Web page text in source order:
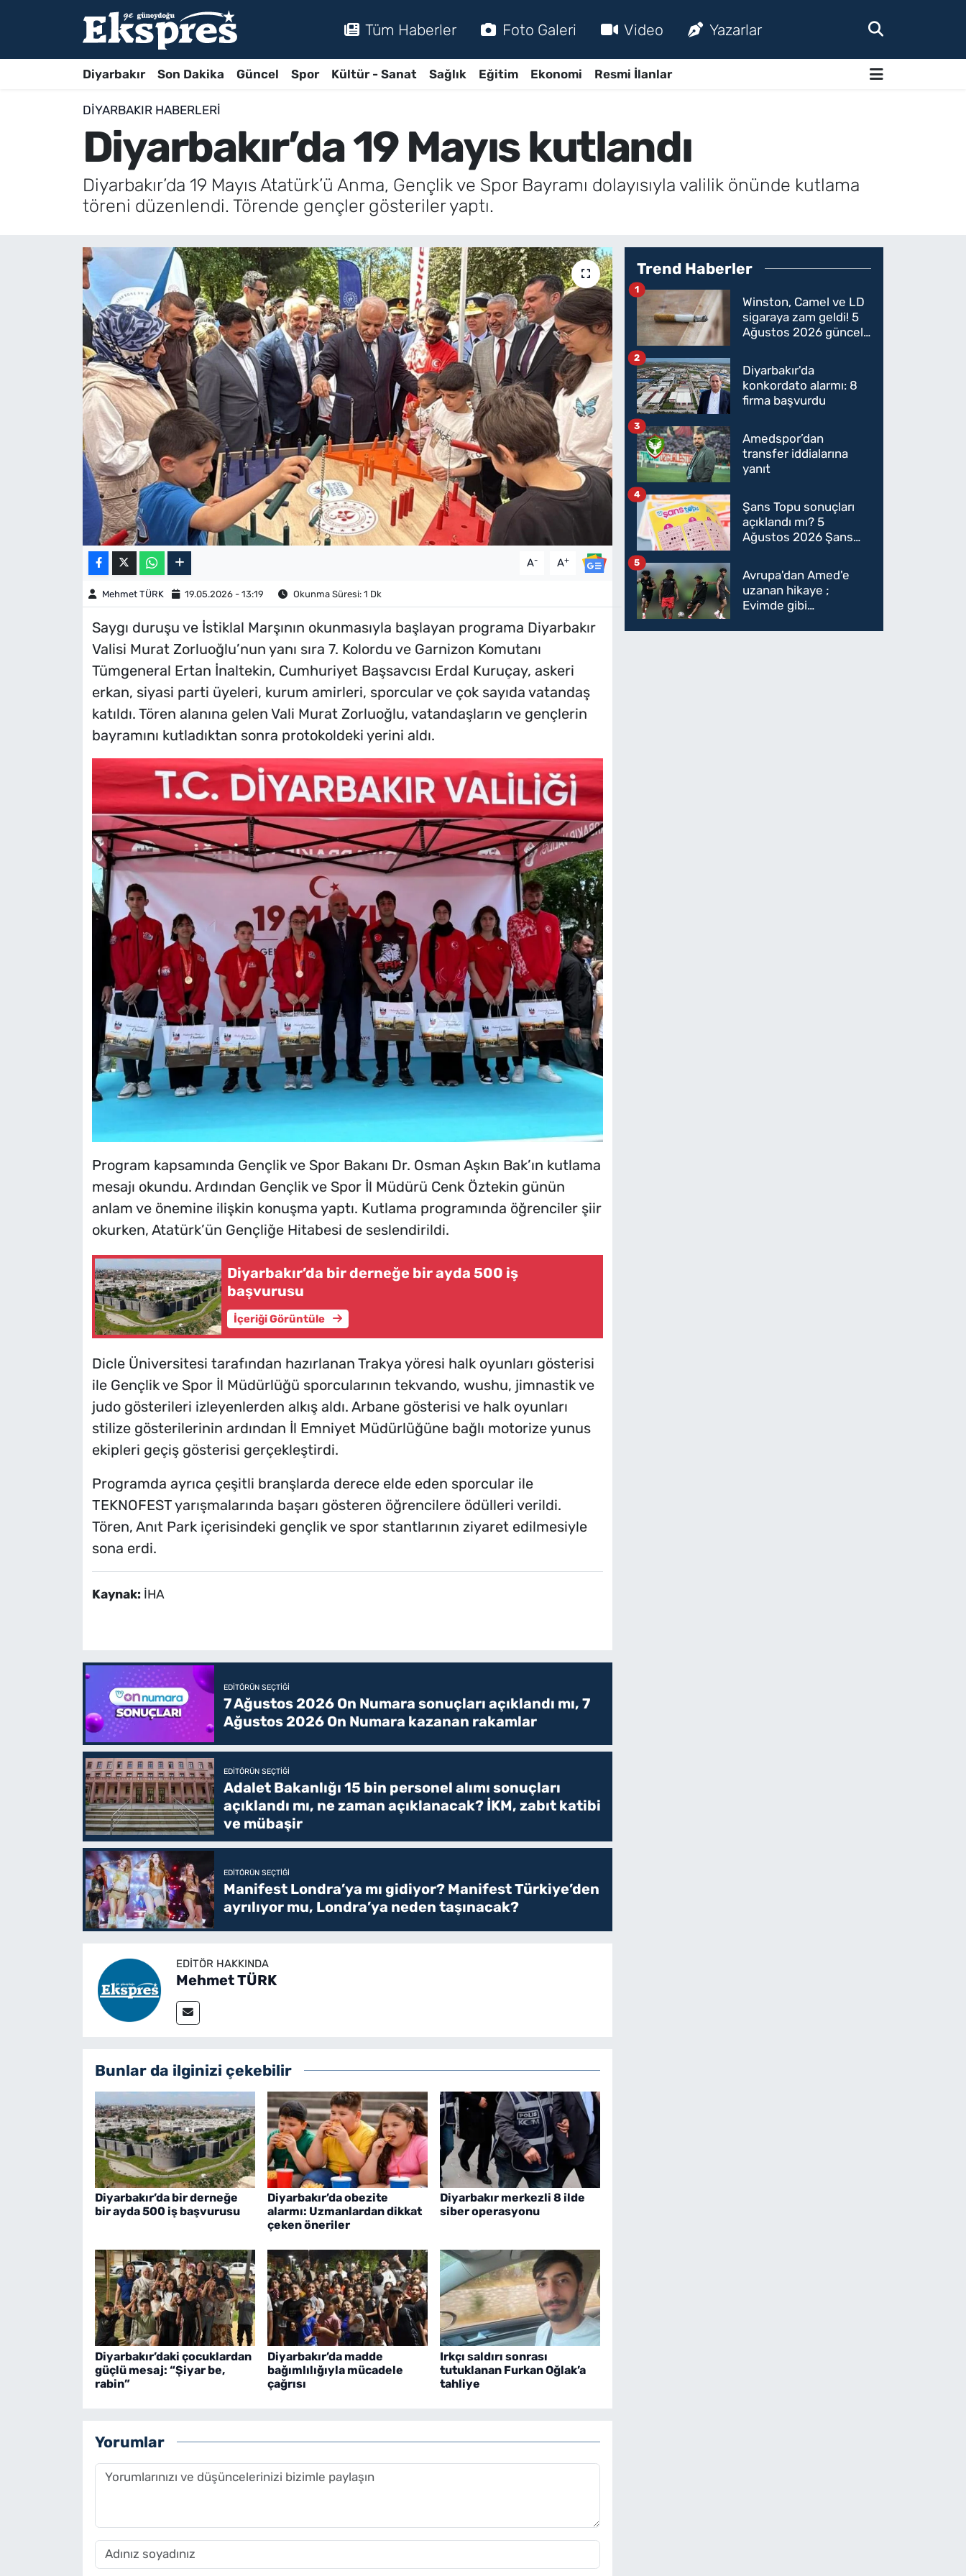
Tüm Haberler Foto Galeri Video Yazarlar
Diyarbakır Son Dakika Güncel Spor Kültür - Sanat Sağlık Eğitim Ekonomi Resmi İlanlar
DIYARBAKIR HABERLERI
Diyarbakır’da 19 Mayıs kutlandı
Diyarbakır’da 19 Mayıs Atatürk’ü Anma, Gençlik ve Spor Bayramı dolayısıyla valilik önünde kutlama
töreni düzenlendi. Törende gençler gösteriler yaptı.
A- A+
Mehmet TÜRK 19.05.2026 - 13:19 Okunma Süresi: 1 Dk
Saygı duruşu ve İstiklal Marşının okunmasıyla başlayan programa Diyarbakır
Valisi Murat Zorluoğlu’nun yanı sıra 7. Kolordu ve Garnizon Komutanı
Tümgeneral Ertan İnaltekin, Cumhuriyet Başsavcısı Erdal Kuruçay, askeri
erkan, siyasi parti üyeleri, kurum amirleri, sporcular ve çok sayıda vatandaş
katıldı. Tören alanına gelen Vali Murat Zorluoğlu, vatandaşların ve gençlerin
bayramını kutladıktan sonra protokoldeki yerini aldı.
Program kapsamında Gençlik ve Spor Bakanı Dr. Osman Aşkın Bak’ın kutlama
mesajı okundu. Ardından Gençlik ve Spor İl Müdürü Cenk Öztekin günün
anlam ve önemine ilişkin konuşma yaptı. Kutlama programında öğrenciler şiir
okurken, Atatürk’ün Gençliğe Hitabesi de seslendirildi.
Diyarbakır’da bir derneğe bir ayda 500 iş
başvurusu
İçeriği Görüntüle
Dicle Üniversitesi tarafından hazırlanan Trakya yöresi halk oyunları gösterisi
ile Gençlik ve Spor İl Müdürlüğü sporcularının tekvando, wushu, jimnastik ve
judo gösterileri izleyenlerden alkış aldı. Arbane gösterisi ve halk oyunları
stilize gösterilerinin ardından İl Emniyet Müdürlüğüne bağlı motorize yunus
ekipleri geçiş gösterisi gerçekleştirdi.
Programda ayrıca çeşitli branşlarda derece elde eden sporcular ile
TEKNOFEST yarışmalarında başarı gösteren öğrencilere ödülleri verildi.
Tören, Anıt Park içerisindeki gençlik ve spor stantlarının ziyaret edilmesiyle
sona erdi.
Kaynak: İHA
EDITÖRÜN SEÇTIĞI
7 Ağustos 2026 On Numara sonuçları açıklandı mı, 7
Ağustos 2026 On Numara kazanan rakamlar
EDITÖRÜN SEÇTIĞI
Adalet Bakanlığı 15 bin personel alımı sonuçları
açıklandı mı, ne zaman açıklanacak? İKM, zabıt katibi
ve mübaşir
EDITÖRÜN SEÇTIĞI
Manifest Londra’ya mı gidiyor? Manifest Türkiye’den
ayrılıyor mu, Londra’ya neden taşınacak?
EDITÖR HAKKINDA
Mehmet TÜRK
Bunlar da ilginizi çekebilir
Diyarbakır’da bir derneğe
bir ayda 500 iş başvurusu
Diyarbakır’da obezite
alarmı: Uzmanlardan dikkat
çeken öneriler
Diyarbakır merkezli 8 ilde
siber operasyonu
Diyarbakır’daki çocuklardan
güçlü mesaj: “Şiyar be,
rabin”
Diyarbakır’da madde
bağımlılığıyla mücadele
çağrısı
Irkçı saldırı sonrası
tutuklanan Furkan Oğlak’a
tahliye
Yorumlar
Trend Haberler
Winston, Camel ve LD
sigaraya zam geldi! 5
Ağustos 2026 güncel
oldu
1
Diyarbakır'da
konkordato alarmı: 8
firma başvurdu
2
Amedspor’dan
transfer iddialarına
yanıt
3
Şans Topu sonuçları
açıklandı mı? 5
Ağustos 2026 Şans
Ağustos Şans topu
sorgulama
4
Avrupa'dan Amed'e
uzanan hikaye ;
Evimde gibi
5